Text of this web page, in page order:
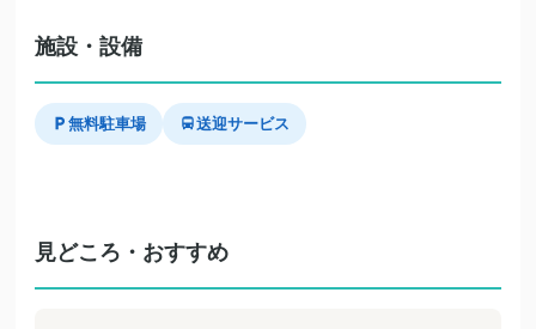
施設・設備
無料駐車場 送迎サービス
見どころ・おすすめ